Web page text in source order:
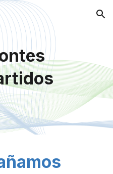
Skip to navigation